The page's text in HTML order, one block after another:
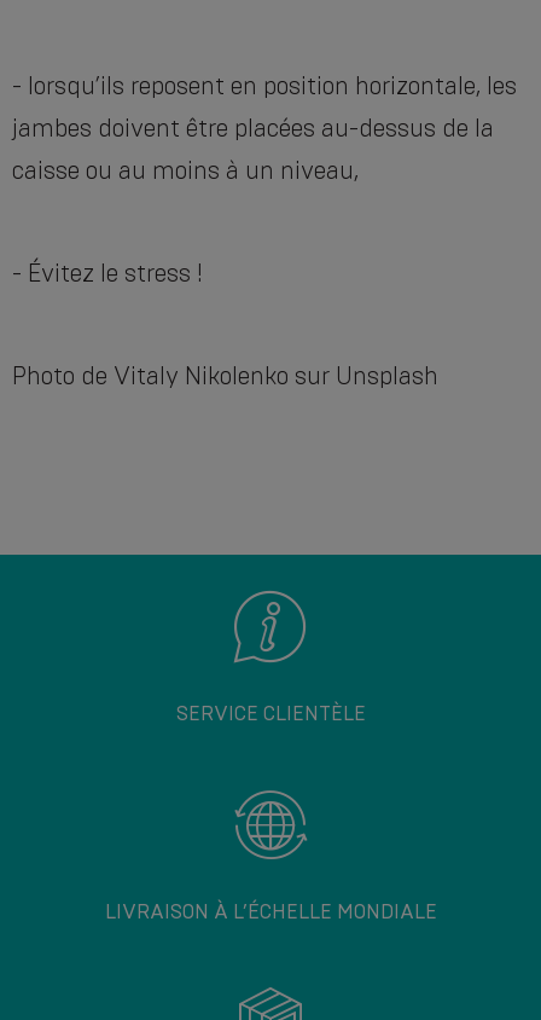
- lorsqu’ils reposent en position horizontale, les
jambes doivent être placées au-dessus de la
caisse ou au moins à un niveau,
- Évitez le stress !
Photo de Vitaly Nikolenko sur Unsplash
SERVICE CLIENTÈLE
LIVRAISON À L’ÉCHELLE MONDIALE